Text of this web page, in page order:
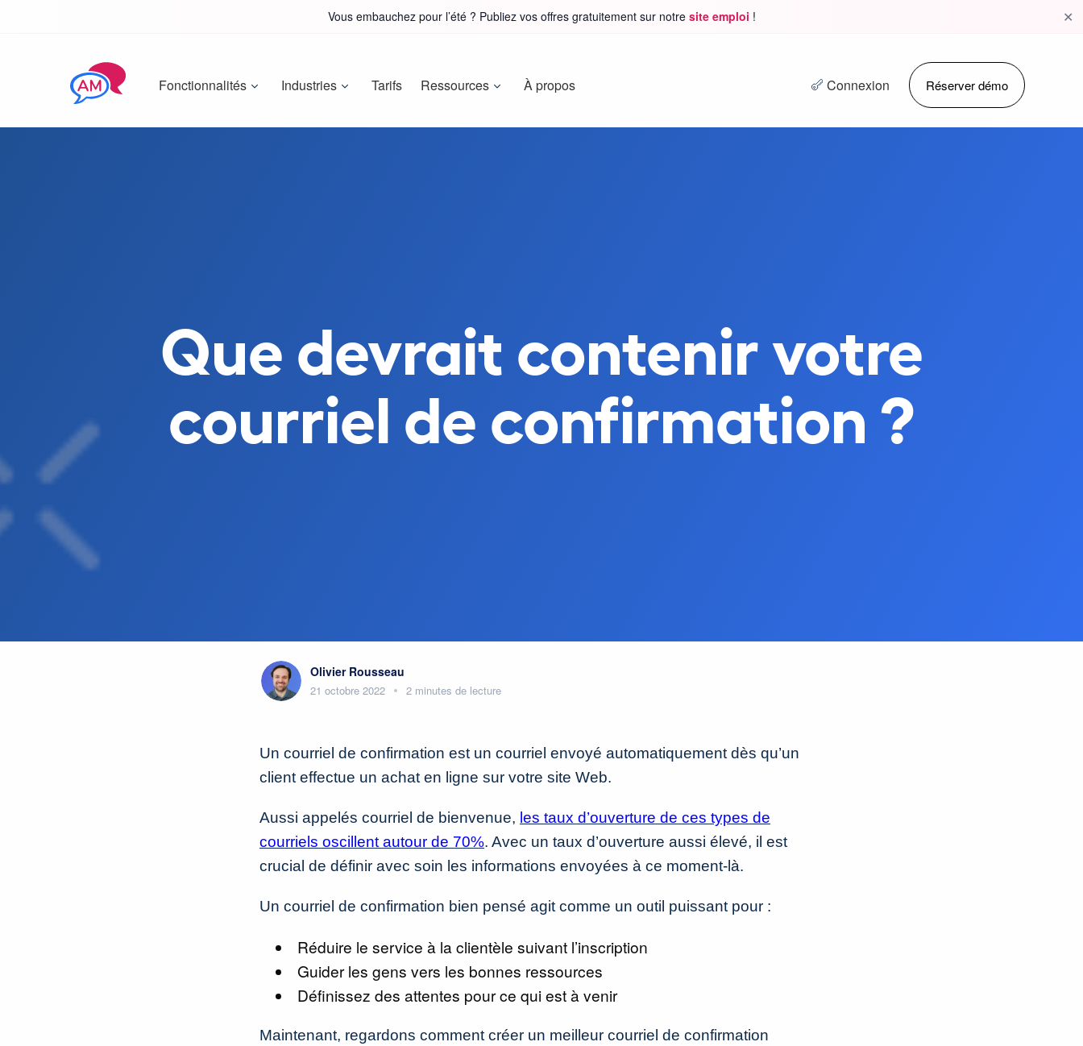
Vous embauchez pour l’été ? Publiez vos offres gratuitement sur notre site emploi ! ✕
Fonctionnalités Industries Tarifs Ressources À propos Connexion Réserver démo
Que devrait contenir votre
courriel de confirmation ?
Olivier Rousseau
21 octobre 2022 2 minutes de lecture
Un courriel de confirmation est un courriel envoyé automatiquement dès qu’un
client effectue un achat en ligne sur votre site Web.
Aussi appelés courriel de bienvenue, les taux d’ouverture de ces types de
courriels oscillent autour de 70%. Avec un taux d’ouverture aussi élevé, il est
crucial de définir avec soin les informations envoyées à ce moment-là.
Un courriel de confirmation bien pensé agit comme un outil puissant pour :
Réduire le service à la clientèle suivant l’inscription
Guider les gens vers les bonnes ressources
Définissez des attentes pour ce qui est à venir
Maintenant, regardons comment créer un meilleur courriel de confirmation